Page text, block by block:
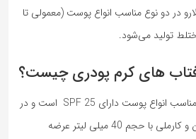
در دو نوع مناسب انواع پوست (معمولی تا
تولید می‌شود.
های کرم پودری چیست؟
ضدآفتاب کرم پودری الارو مناسب انواع پوست دارای SPF 25 است و در
سه رنگ بژ طبیعی، بژ روشن و کارملی با حجم 40 میلی لیتر عرضه